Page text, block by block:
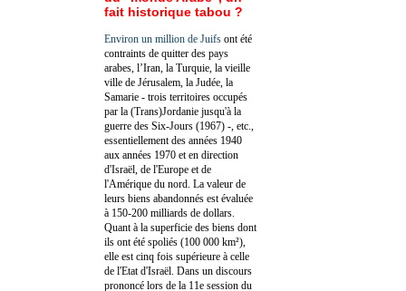
fait historique tabou ?
Environ un million de Juifs ont été
contraints de quitter des pays
arabes, l’Iran, la Turquie, la vieille
ville de Jérusalem, la Judée, la
Samarie - trois territoires occupés
par la (Trans)Jordanie jusqu'à la
guerre des Six-Jours (1967) -, etc.,
essentiellement des années 1940
aux années 1970 et en direction
d'Israël, de l'Europe et de
l'Amérique du nord. La valeur de
leurs biens abandonnés est évaluée
à 150-200 milliards de dollars.
Quant à la superficie des biens dont
ils ont été spoliés (100 000 km²),
elle est cinq fois supérieure à celle
de l'Etat d'Israël. Dans un discours
prononcé lors de la 11e session du